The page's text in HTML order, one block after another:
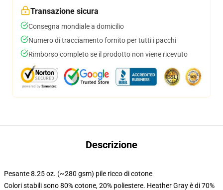
Transazione sicura
Consegna mondiale a domicilio
Numero di tracciamento fornito per tutti i pacchi
Rimborso completo se il prodotto non viene ricevuto
Descrizione
Pesante 8.25 oz. (~280 gsm) pile ricco di cotone
Colori stabili sono 80% cotone, 20% poliestere. Heather Gray è di 70%